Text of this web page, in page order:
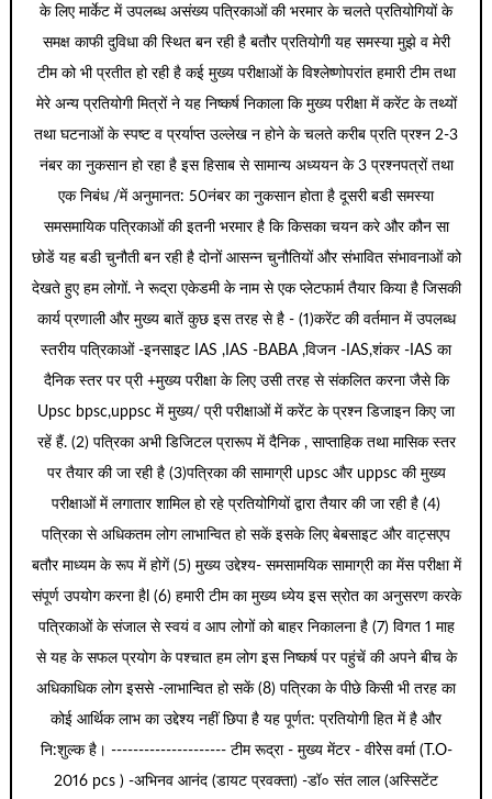
के लिए मार्केट में उपलब्ध असंख्य पत्रिकाओं की भरमार के चलते प्रतियोगियों के
समक्ष काफी दुविधा की स्थित बन रही है बतौर प्रतियोगी यह समस्या मुझे व मेरी
टीम को भी प्रतीत हो रही है कई मुख्य परीक्षाओं के विश्लेष्णोपरांत हमारी टीम तथा
मेरे अन्य प्रतियोगी मित्रों ने यह निष्कर्ष निकाला कि मुख्य परीक्षा में करेंट के तथ्यों
तथा घटनाओं के स्पष्ट व प्रर्याप्त उल्लेख न होने के चलते करीब प्रति प्रश्न 2-3
नंबर का नुकसान हो रहा है इस हिसाब से सामान्य अध्ययन के 3 प्रश्नपत्रों तथा
एक निबंध /में अनुमानत: 50नंबर का नुकसान होता है दूसरी बडी समस्या
समसमायिक पत्रिकाओं की इतनी भरमार है कि किसका चयन करे और कौन सा
छोडें यह बडी चुनौती बन रही है दोनों आसन्न चुनौतियों और संभावित संभावनाओं को
देखते हुए हम लोगों. ने रूद्रा एकेडमी के नाम से एक प्लेटफार्म तैयार किया है जिसकी
कार्य प्रणाली और मुख्य बातें कुछ इस तरह से है - (1)करेंट की वर्तमान में उपलब्ध
स्तरीय पत्रिकाओं -इनसाइट IAS ,IAS -BABA ,विजन -IAS,शंकर -IAS का
दैनिक स्तर पर प्री +मुख्य परीक्षा के लिए उसी तरह से संकलित करना जैसे कि
Upsc bpsc,uppsc में मुख्य/ प्री परीक्षाओं में करेंट के प्रश्न डिजाइन किए जा
रहें हैं. (2) पत्रिका अभी डिजिटल प्रारूप में दैनिक , साप्ताहिक तथा मासिक स्तर
पर तैयार की जा रही है (3)पत्रिका की सामाग्री upsc और uppsc की मुख्य
परीक्षाओं में लगातार शामिल हो रहे प्रतियोगियों द्वारा तैयार की जा रही है (4)
पत्रिका से अधिकतम लोग लाभान्वित हो सकें इसके लिए बेबसाइट और वाट्सएप
बतौर माध्यम के रूप में होगें (5) मुख्य उद्देश्य- समसामयिक सामाग्री का मेंस परीक्षा में
संपूर्ण उपयोग करना हैl (6) हमारी टीम का मुख्य ध्येय इस स्रोत का अनुसरण करके
पत्रिकाओं के संजाल से स्वयं व आप लोगों को बाहर निकालना है (7) विगत 1 माह
से यह के सफल प्रयोग के पश्चात हम लोग इस निष्कर्ष पर पहुंचें की अपने बीच के
अधिकाधिक लोग इससे -लाभान्वित हो सकें (8) पत्रिका के पीछे किसी भी तरह का
कोई आर्थिक लाभ का उद्देश्य नहीं छिपा है यह पूर्णत: प्रतियोगी हित में है और
नि:शुल्क है। --------------------- टीम रूद्रा - मुख्य मेंटर - वीरेेस वर्मा (T.O-
2016 pcs ) -अभिनव आनंद (डायट प्रवक्ता) -डॉ० संत लाल (अस्सिटेंट